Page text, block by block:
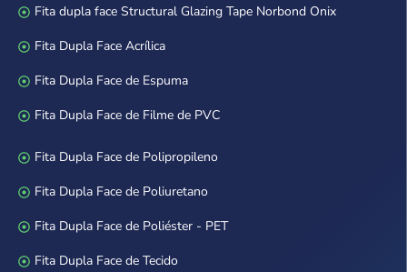
Fita dupla face Structural Glazing Tape Norbond Onix
Fita Dupla Face Acrílica
Fita Dupla Face de Espuma
Fita Dupla Face de Filme de PVC
Fita Dupla Face de Polipropileno
Fita Dupla Face de Poliuretano
Fita Dupla Face de Poliéster - PET
Fita Dupla Face de Tecido